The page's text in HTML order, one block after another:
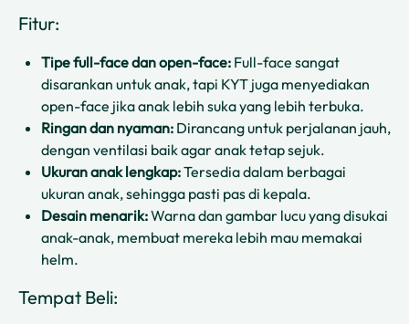
Fitur:
Tipe full-face dan open-face: Full-face sangat
disarankan untuk anak, tapi KYT juga menyediakan
open-face jika anak lebih suka yang lebih terbuka.
Ringan dan nyaman: Dirancang untuk perjalanan jauh,
dengan ventilasi baik agar anak tetap sejuk.
Ukuran anak lengkap:Tersedia dalam berbagai
ukuran anak, sehingga pasti pas di kepala.
Desain menarik:Warna dan gambar lucu yang disukai
anak-anak, membuat mereka lebih mau memakai
helm.
Tempat Beli: